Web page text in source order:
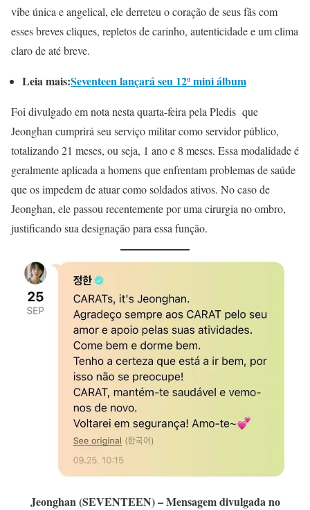
vibe única e angelical, ele derreteu o coração de seus fãs com
esses breves cliques, repletos de carinho, autenticidade e um clima
claro de até breve.
Leia mais:Seventeen lançará seu 12º mini álbum
Foi divulgado em nota nesta quarta-feira pela Pledis que
Jeonghan cumprirá seu serviço militar como servidor público,
totalizando 21 meses, ou seja, 1 ano e 8 meses. Essa modalidade é
geralmente aplicada a homens que enfrentam problemas de saúde
que os impedem de atuar como soldados ativos. No caso de
Jeonghan, ele passou recentemente por uma cirurgia no ombro,
justificando sua designação para essa função.
Jeonghan (SEVENTEEN) – Mensagem divulgada no